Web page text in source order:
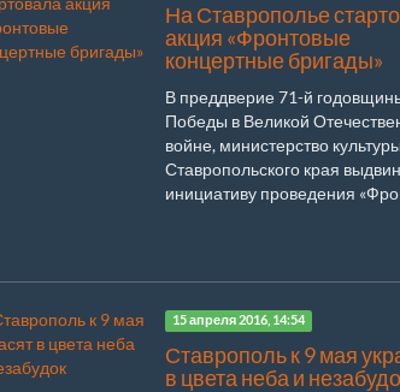
На Ставрополье
акция «Фронтовые
концертные бригады»
В преддверие 71-й
Победы в Великой
войне, министерство культуры
Ставропольского края
инициативу проведения
15 апреля 2016, 14:54
Ставрополь к 9 мая
в цвета неба и